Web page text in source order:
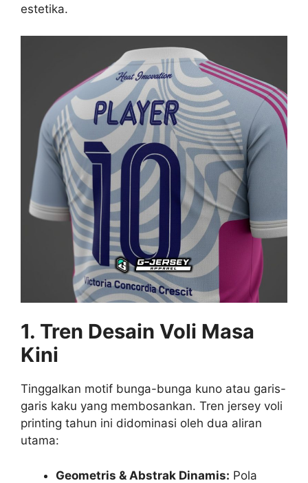
estetika.
1. Tren Desain Voli Masa
Kini
Tinggalkan motif bunga-bunga kuno atau garis-
garis kaku yang membosankan. Tren jersey voli
printing tahun ini didominasi oleh dua aliran
utama:
Geometris & Abstrak Dinamis: Pola